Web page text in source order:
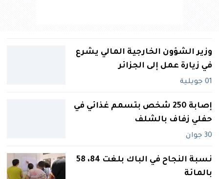
وزير الشؤون الخارجية المالي يشرع
في زيارة عمل إلى الجزائر
01 جويلية
‬حفلي‮ ‬زفاف بالشلف
30 جوان
نسبة النجاح في الباك بلغت 84، 58
بالمائة